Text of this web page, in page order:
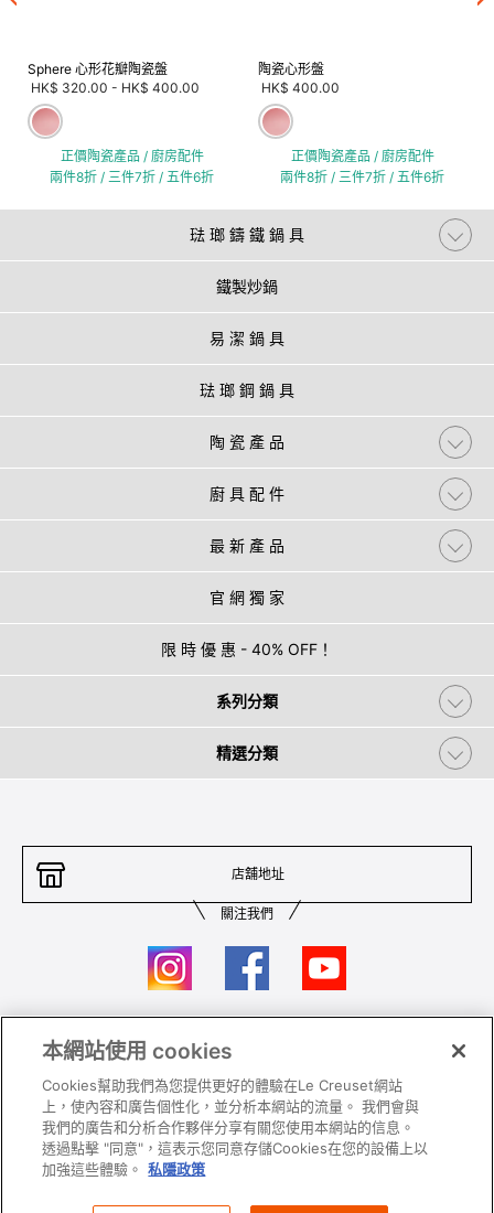
Sphere 心形花瓣陶瓷盤
HK$ 320.00 - HK$ 400.00
正價陶瓷產品 / 廚房配件
兩件8折 / 三件7折 / 五件6折
陶瓷心形盤
HK$ 400.00
正價陶瓷產品 / 廚房配件
兩件8折 / 三件7折 / 五件6折
琺 瑯 鑄 鐵 鍋 具
鐵製炒鍋
易 潔 鍋 具
琺 瑯 鋼 鍋 具
陶 瓷 產 品
廚 具 配 件
最 新 產 品
官 網 獨 家
限 時 優 惠 - 40% OFF！
系列分類
精選分類
店舖地址
關注我們
聯絡我們
私隱政策 保養及使用
加入我們 Super MEGA SALE 條款及細則​
本網站使用 cookies
Cookies幫助我們為您提供更好的體驗在Le Creuset網站
上，使內容和廣告個性化，並分析本網站的流量。 我們會與
我們的廣告和分析合作夥伴分享有關您使用本網站的信息。
透過點擊 "同意"，這表示您同意存儲Cookies在您的設備上以
加強這些體驗。 私隱政策